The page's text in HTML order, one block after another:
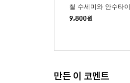
철 수세미와 안수타이
9,800원
만든 이 코멘트